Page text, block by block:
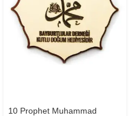
10 Prophet Muhammad